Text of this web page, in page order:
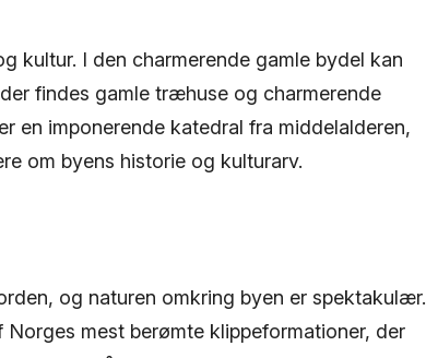
kultur. I den charmerende gamle bydel kan
findes gamle træhuse og charmerende
en imponerende katedral fra middelalderen,
om byens historie og kulturarv.
og naturen omkring byen er spektakulær.
mest berømte klippeformationer, der